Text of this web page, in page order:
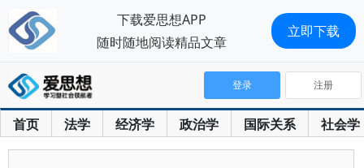
首页 法学 经济学 政治学 国际关系 社会学
登录 注册
下载爱思想APP
随时随地阅读精品文章
立即下载